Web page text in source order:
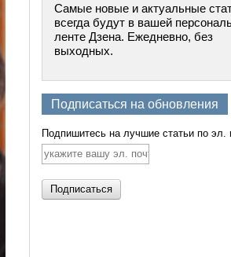
Самые новые и актуальные
всегда будут в вашей
ленте Дзена. Ежедневно, без
выходных.
Подписаться на обновления
Подпишитесь на лучшие статьи по эл.